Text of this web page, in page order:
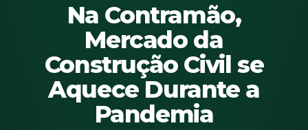
Na Contramão,
Mercado da
Construção Civil se
Aquece Durante a
Pandemia